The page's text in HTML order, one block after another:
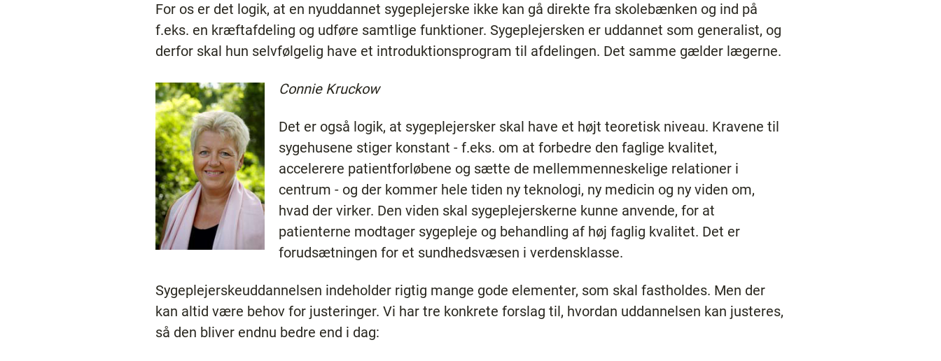
For os er det logik, at en nyuddannet sygeplejerske ikke kan gå direkte fra skolebænken og ind på
f.eks. en kræftafdeling og udføre samtlige funktioner. Sygeplejersken er uddannet som generalist, og
derfor skal hun selvfølgelig have et introduktionsprogram til afdelingen. Det samme gælder lægerne.
Connie Kruckow
Det er også logik, at sygeplejersker skal have et højt teoretisk niveau. Kravene til
sygehusene stiger konstant - f.eks. om at forbedre den faglige kvalitet,
accelerere patientforløbene og sætte de mellemmenneskelige relationer i
centrum - og der kommer hele tiden ny teknologi, ny medicin og ny viden om,
hvad der virker. Den viden skal sygeplejerskerne kunne anvende, for at
patienterne modtager sygepleje og behandling af høj faglig kvalitet. Det er
forudsætningen for et sundhedsvæsen i verdensklasse.
Sygeplejerskeuddannelsen indeholder rigtig mange gode elementer, som skal fastholdes. Men der
kan altid være behov for justeringer. Vi har tre konkrete forslag til, hvordan uddannelsen kan justeres,
så den bliver endnu bedre end i dag: